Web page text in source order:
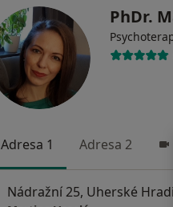
PhDr.
Adresa 1 Adresa 2
Nádražní 25, Uherské